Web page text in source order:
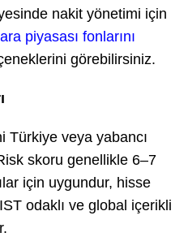
nakit yönetimi için
piyasası fonlarını
görebilirsiniz.
Türkiye veya yabancı
skoru genellikle 6–7
için uygundur, hisse
odaklı ve global içerikli